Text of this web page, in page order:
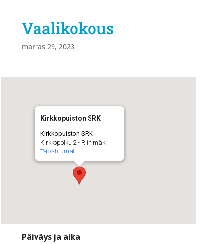
Vaalikokous
marras 29, 2023
Kirkkopuiston SRK
Kirkkopuiston SRK
Kirkkopolku 2 - Riihimäki
Tapahtumat
Päiväys ja aika